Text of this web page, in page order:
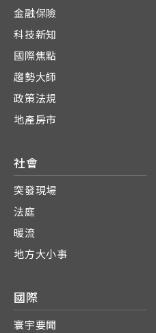
金融保險
科技新知
國際焦點
趨勢大師
政策法規
地產房市
社會
突發現場
法庭
暖流
地方大小事
國際
寰宇要聞